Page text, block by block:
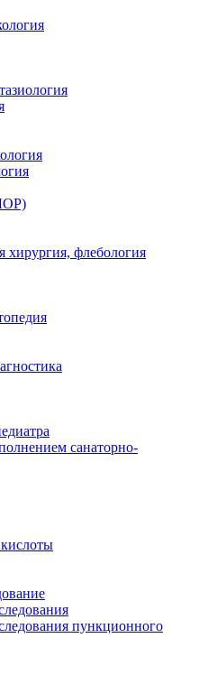
хирургия, флебология
санаторно-
пункционного